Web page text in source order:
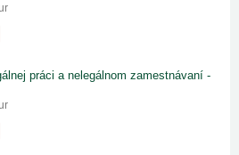
práci a nelegálnom zamestnávaní -